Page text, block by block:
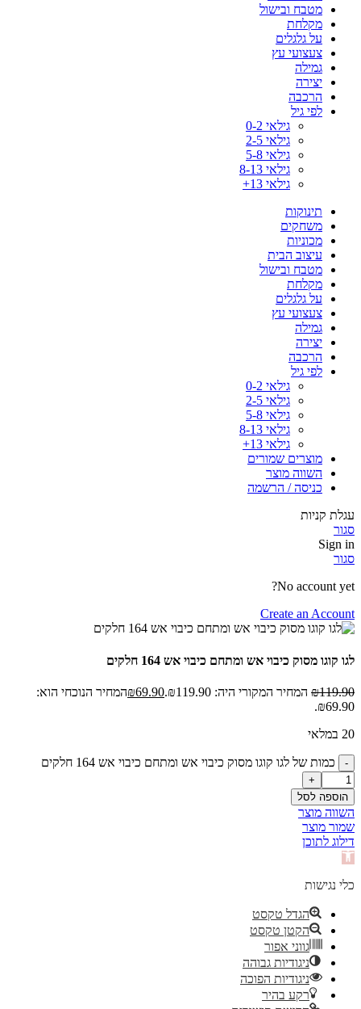
מטבח ובישול
מקלחת
על גלגלים
צעצועי עץ
גמילה
יצירה
הרכבה
לפי גיל
גילאי 0-2
גילאי 2-5
גילאי 5-8
גילאי 8-13
גילאי 13+
תינוקות
משחקים
מכוניות
עיצוב הבית
מטבח ובישול
מקלחת
על גלגלים
צעצועי עץ
גמילה
יצירה
הרכבה
לפי גיל
גילאי 0-2
גילאי 2-5
גילאי 5-8
גילאי 8-13
גילאי 13+
מוצרים שמורים
השווה מוצר
כניסה / הרשמה
עגלת קניות
סגור
Sign in
סגור
No account yet?
Create an Account
לגו קוגו מסוק כיבוי אש ומתחם כיבוי אש 164 חלקים
₪119.90 המחיר המקורי היה: ₪119.90. ₪69.90
המחיר הנוכחי הוא:
₪69.90.
20 במלאי
כמות של לגו קוגו מסוק כיבוי אש ומתחם כיבוי אש 164 חלקים
הוספה לסל
השווה מוצר
שמור מוצר
דילוג לתוכן
פתח
נגישות
כלי נגישות
הגדל טקסט
הקטן טקסט
גווני אפור
ניגודיות גבוהה
ניגודיות הפוכה
רקע בהיר